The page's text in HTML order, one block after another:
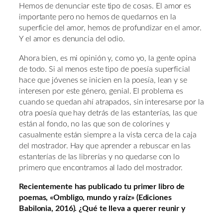
Hemos de denunciar este tipo de cosas. El amor es
importante pero no hemos de quedarnos en la
superficie del amor, hemos de profundizar en el amor.
Y el amor es denuncia del odio.
Ahora bien, es mi opinión y, como yo, la gente opina
de todo. Si al menos este tipo de poesía superficial
hace que jóvenes se inicien en la poesía, lean y se
interesen por este género, genial. El problema es
cuando se quedan ahí atrapados, sin interesarse por la
otra poesía que hay detrás de las estanterías, las que
están al fondo, no las que son de colorines y
casualmente están siempre a la vista cerca de la caja
del mostrador. Hay que aprender a rebuscar en las
estanterías de las librerías y no quedarse con lo
primero que encontramos al lado del mostrador.
Recientemente has publicado tu primer libro de
poemas, «Ombligo, mundo y raíz» (Ediciones
Babilonia, 2016). ¿Qué te lleva a querer reunir y